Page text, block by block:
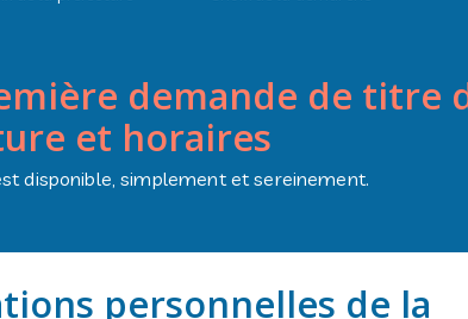
demande de titre
et horaires
disponible, simplement et sereinement.
personnelles de la